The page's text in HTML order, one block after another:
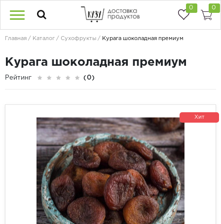
0 0
Главная Каталог Сухофрукты Курага шоколадная премиум
Курага шоколадная премиум
Рейтинг (0)
Хит